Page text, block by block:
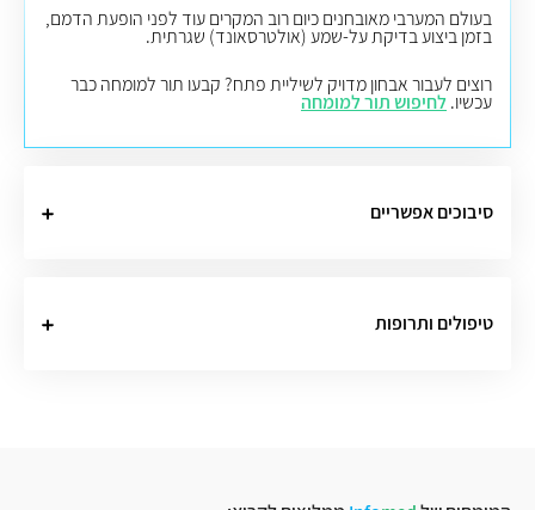
בעולם המערבי מאובחנים כיום רוב המקרים עוד לפני הופעת הדמם,
בזמן ביצוע בדיקת על-שמע (אולטרסאונד) שגרתית.
רוצים לעבור אבחון מדויק לשיליית פתח? קבעו תור למומחה כבר
עכשיו.לחיפוש תור למומחה
סיבוכים אפשריים
טיפולים ותרופות